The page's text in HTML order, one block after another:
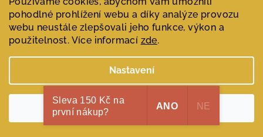
pohodlné prohlížení webu a díky analýze provozu
webu neustále zlepšovali jeho funkce, výkon a
použitelnost. Více informací zde.
Nastavení
Souhlasím
Sleva 150 Kč na
první nákup?
ANO NE